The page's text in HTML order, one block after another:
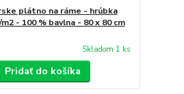
plátno na ráme - hrúbka
- 100 % bavlna - 80 x 80 cm
Skladom 1 ks
Pridať do košíka